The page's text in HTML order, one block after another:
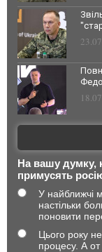
На вашу думку,
примусять
У найближчі
настільки
поновити
Цього року
процесу. А